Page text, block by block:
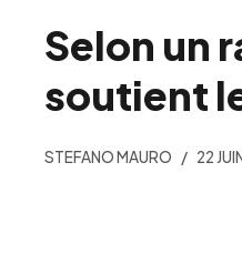
Selon un
soutient
STEFANO MAURO 22